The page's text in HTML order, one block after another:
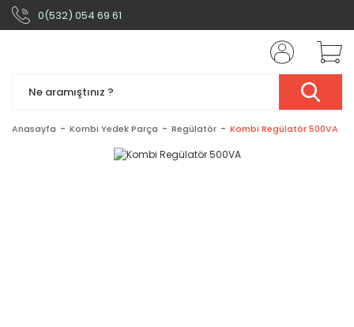
0(532) 054 69 61
Anasayfa Kombi Yedek Parça Regülatör Kombi Regülatör 500VA